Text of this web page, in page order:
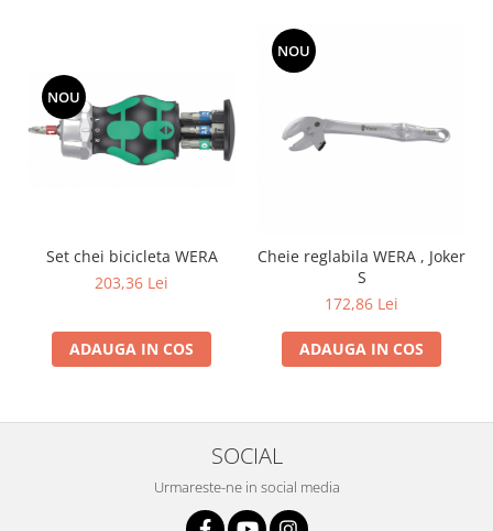
NOU
Set chei bicicleta WERA
203,36 Lei
ADAUGA IN COS
NOU
Cheie reglabila WERA , Joker
S
172,86 Lei
ADAUGA IN COS
SOCIAL
Urmareste-ne in social media